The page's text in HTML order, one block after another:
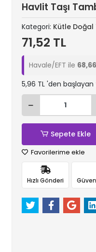
Havlit Taşı
Kategori: Kütle Doğal
71,52 TL
Havale/EFT ile
5,96 TL 'den
Sepete Ekle
Favorilerime ekle
Hızlı Gönderi